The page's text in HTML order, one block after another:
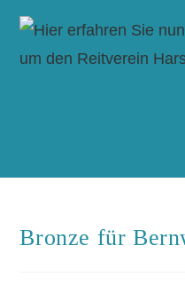
Bronze für